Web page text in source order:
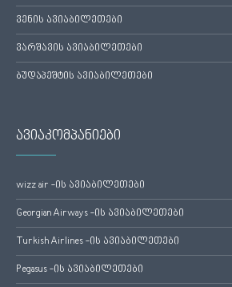
ვენის ავიაბილეთები
ვარშავის ავიაბილეთები
ბუდაპეშტის ავიაბილეთები
ავიაკომპანიები
wizz air -ის ავიაბილეთები
Georgian Airways -ის ავიაბილეთები
Turkish Airlines -ის ავიაბილეთები
Pegasus -ის ავიაბილეთები